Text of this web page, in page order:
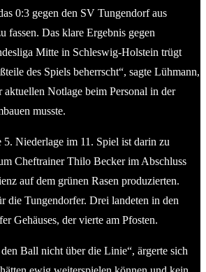
0:3 gegen den SV Tungendorf aus
fassen. Das klare Ergebnis gegen
Mitte in Schleswig-Holstein trügt
des Spiels beherrscht“, sagte Lühmann,
aktuellen Notlage beim Personal in der
musste.
Niederlage im 11. Spiel ist darin zu
Cheftrainer Thilo Becker im Abschluss
auf dem grünen Rasen produzierten.
die Tungendorfer. Drei landeten in den
Gehäuses, der vierte am Pfosten.
Ball nicht über die Linie“, ärgerte sich